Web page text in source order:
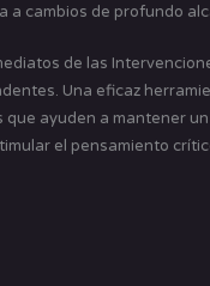
a cambios de profundo
de las
Una eficaz
que ayuden a mantener
el pensamiento